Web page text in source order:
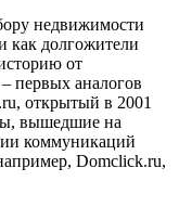
недвижимости
как долгожители
от
первых аналогов
открытый в 2001
вышедшие на
коммуникаций
Domclick.ru,